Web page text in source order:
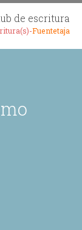
de escritura
Fuentetaja